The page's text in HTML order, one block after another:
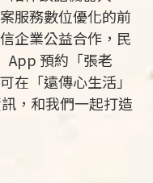
服務數位優化的前
企業公益合作，民
App 預約「張老
在「遠傳心生活」
，和我們一起打造